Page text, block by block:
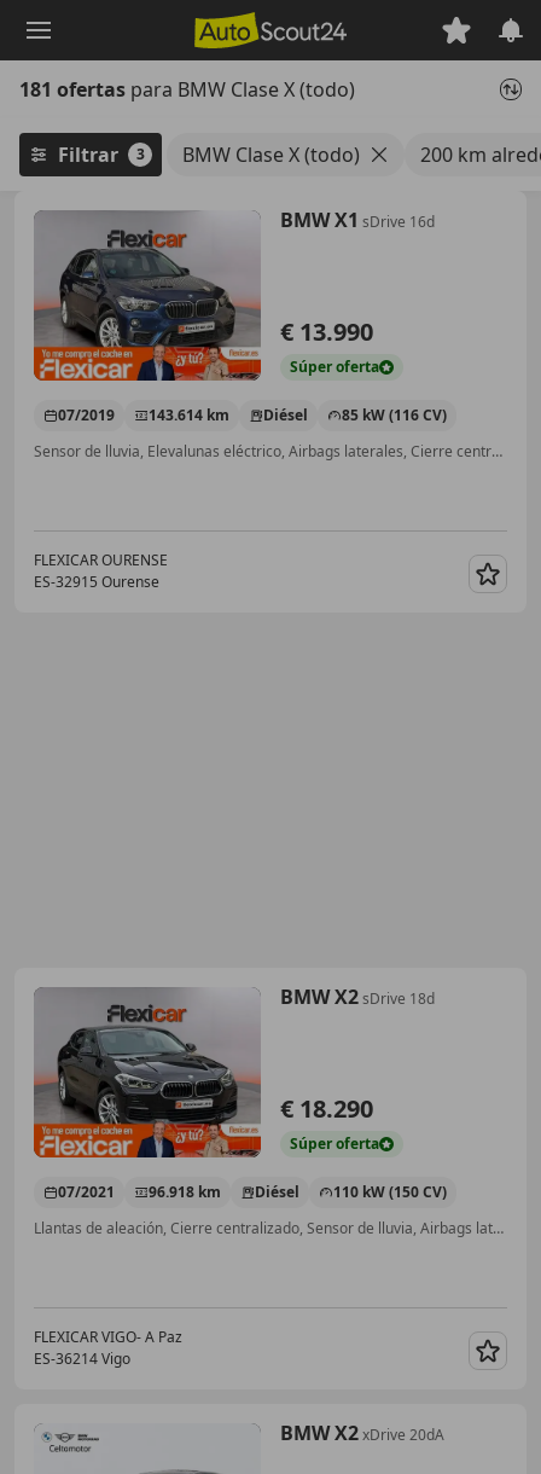
principal
181 ofertas para BMW Clase X (todo)
Filtrar 3 BMW Clase X (todo) 200 km
BMW X1 sDrive 16d
€ 13.990
Súperoferta
07/2019 143.614 km Diésel
85 kW (116 CV)
Sensor de lluvia, Elevalunas eléctrico, Airbags laterales, Cierre centralizado, Llantas de aleación, Start/Stop automático, Faros antiniebla, ABS
FLEXICAR OURENSE
ES-32915 Ourense
BMW X2sDrive 18d
€ 18.290
Súperoferta
07/2021 96.918 km Diésel
110 kW (150 CV)
Llantas de aleación, Cierre centralizado, Sensor de lluvia, Airbags laterales, Elevalunas eléctrico, Start/Stop automático, Faros antiniebla, Volante multifunción
FLEXICAR VIGO- A Paz
ES-36214 Vigo
BMW X2xDrive 20dA